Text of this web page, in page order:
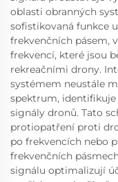
oblasti obranných
sofistikovaná funkce
frekvenčních pásem,
frekvencí, které jsou
rekreačními drony.
systémem neustále
spektrum,
signály dronů. Tato
protiopatření proti
po frekvencích nebo
frekvenčních
signálu optimalizují